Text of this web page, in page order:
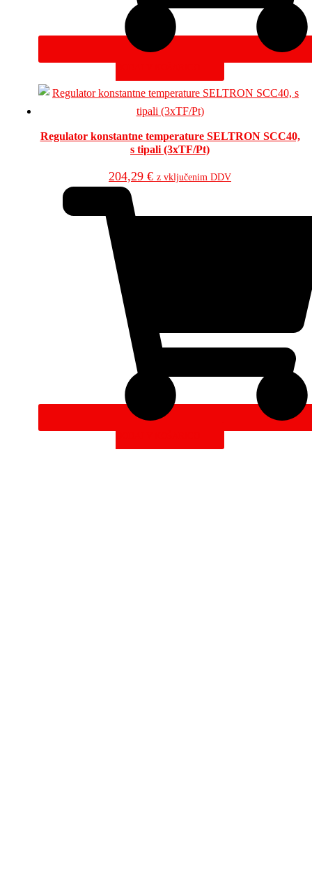
Regulator konstantne temperature SELTRON SCC40,
s tipali (3xTF/Pt)
204,29 € z vključenim DDV